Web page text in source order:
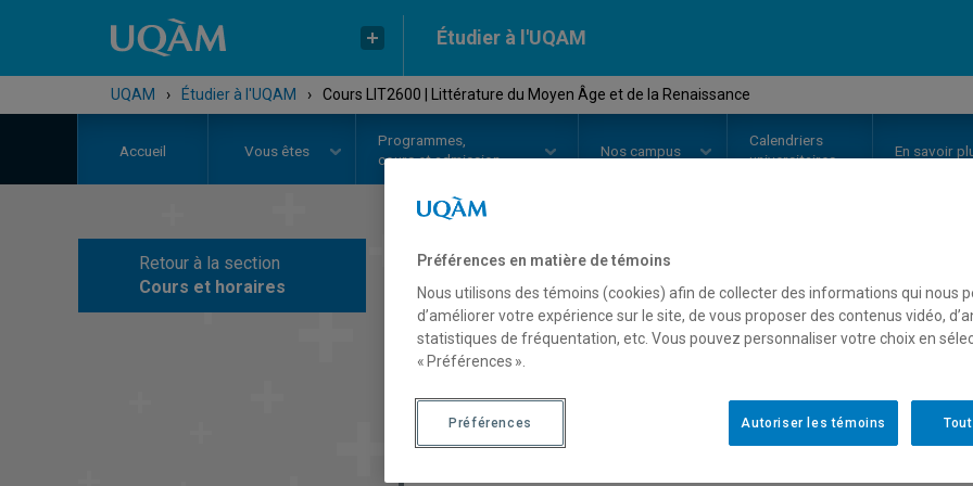
Étudier à l'UQAM
UQAM › Étudier à l'UQAM › Cours LIT2600 | Littérature du Moyen Âge et de la Renaissance
Accueil Vous êtes
Programmes,
cours et admission
Nos campus
Calendriers
universitaires
En savoir
Retour à la section
Cours et horaires
COURS// LIT2600-Littérature du
Renaissance
Description Horaire - Été 2026
Préférences en matière de témoins
Nous utilisons des témoins (cookies) afin de collecter des informations qui nous
d’améliorer votre expérience sur le site, de vous proposer des contenus vidéo,
statistiques de fréquentation, etc. Vous pouvez personnaliser votre choix en
« Préférences ».
Autoriser les témoins
Préférences